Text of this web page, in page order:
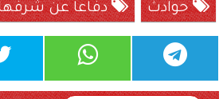
حوادث
دفاعا عن